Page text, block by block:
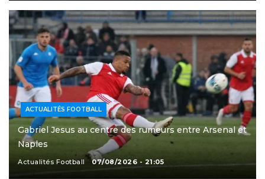
ACTUALITÉS FOOTBALL
Gabriel Jesus au centre des rumeurs entre Arsenal et
Naples
Actualités Football 07/08/2026 - 21:05